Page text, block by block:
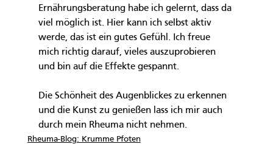
Ernährungsberatung habe ich gelernt, dass da
viel möglich ist. Hier kann ich selbst aktiv
werde, das ist ein gutes Gefühl. Ich freue
mich richtig darauf, vieles auszuprobieren
und bin auf die Effekte gespannt.
Die Schönheit des Augenblickes zu erkennen
und die Kunst zu genießen lass ich mir auch
durch mein Rheuma nicht nehmen.
Rheuma-Blog: Krumme Pfoten